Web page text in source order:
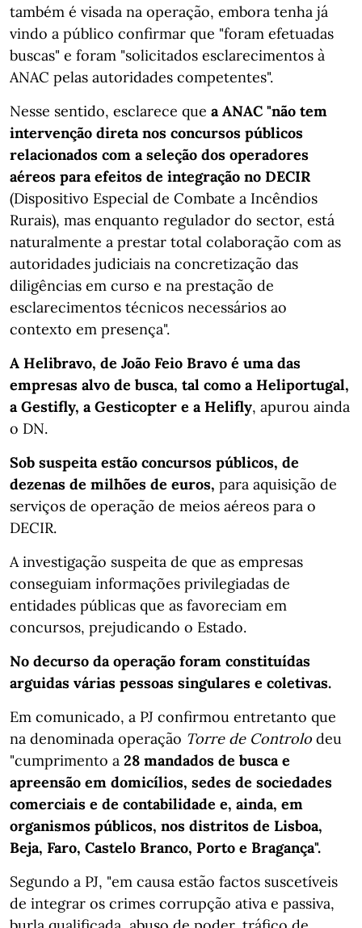
também é visada na operação, embora tenha já
vindo a público confirmar que "foram efetuadas
buscas" e foram "solicitados esclarecimentos à
ANAC pelas autoridades competentes".
Nesse sentido, esclarece que a ANAC "não tem
intervenção direta nos concursos públicos
relacionados com a seleção dos operadores
aéreos para efeitos de integração no DECIR
(Dispositivo Especial de Combate a Incêndios
Rurais), mas enquanto regulador do sector, está
naturalmente a prestar total colaboração com as
autoridades judiciais na concretização das
diligências em curso e na prestação de
esclarecimentos técnicos necessários ao
contexto em presença".
A Helibravo, de João Feio Bravo é uma das
empresas alvo de busca, tal como a Heliportugal,
a Gestifly, a Gesticopter e a Helifly, apurou ainda
o DN.
Sob suspeita estão concursos públicos, de
dezenas de milhões de euros, para aquisição de
serviços de operação de meios aéreos para o
DECIR.
A investigação suspeita de que as empresas
conseguiam informações privilegiadas de
entidades públicas que as favoreciam em
concursos, prejudicando o Estado.
No decurso da operação foram constituídas
arguidas várias pessoas singulares e coletivas.
Em comunicado, a PJ confirmou entretanto que
na denominada operação Torre de Controlo deu
"cumprimento a 28 mandados de busca e
apreensão em domicílios, sedes de sociedades
comerciais e de contabilidade e, ainda, em
organismos públicos, nos distritos de Lisboa,
Beja, Faro, Castelo Branco, Porto e Bragança".
Segundo a PJ, "em causa estão factos suscetíveis
de integrar os crimes corrupção ativa e passiva,